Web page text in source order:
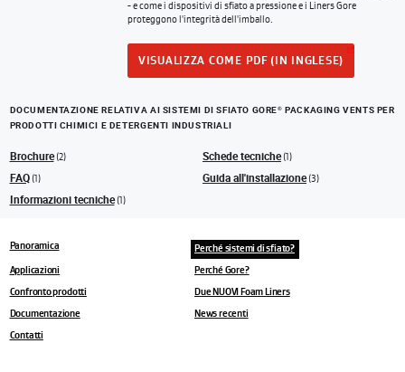
- e come i dispositivi di sfiato a pressione e i Liners Gore
proteggono l'integrità dell'imballo.
VISUALIZZA COME PDF (IN INGLESE)
DOCUMENTAZIONE RELATIVA AI SISTEMI DI SFIATO GORE® PACKAGING VENTS PER
PRODOTTI CHIMICI E DETERGENTI INDUSTRIALI
Brochure(2) Schede tecniche(1)
FAQ(1) Guida all'installazione(3)
Informazioni tecniche(1)
Panoramica Perché sistemi di sfiato?
Applicazioni Perché Gore?
Confronto prodotti Due NUOVI Foam Liners
Documentazione News recenti
Contatti